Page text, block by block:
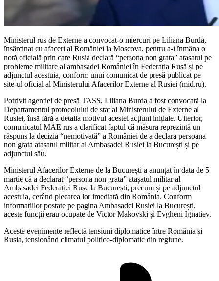
Ministerul rus de Externe a convocat-o miercuri pe Liliana Burda,
însărcinat cu afaceri al României la Moscova, pentru a-i înmâna o
notă oficială prin care Rusia declară “persona non grata” atașatul pe
probleme militare al ambasadei României în Federația Rusă și pe
adjunctul acestuia, conform unui comunicat de presă publicat pe
site-ul oficial al Ministerului Afacerilor Externe al Rusiei (mid.ru).
Potrivit agenției de presă TASS, Liliana Burda a fost convocată la
Departamentul protocolului de stat al Ministerului de Externe al
Rusiei, însă fără a detalia motivul acestei acțiuni inițiale. Ulterior,
comunicatul MAE rus a clarificat faptul că măsura reprezintă un
răspuns la decizia “nemotivată” a României de a declara persoana
non grata atașatul militar al Ambasadei Rusiei la București și pe
adjunctul său.
Ministerul Afacerilor Externe de la București a anunțat în data de 5
martie că a declarat “persona non grata” atașatul militar al
Ambasadei Federației Ruse la București, precum și pe adjunctul
acestuia, cerând plecarea lor imediată din România. Conform
informațiilor postate pe pagina Ambasadei Rusiei la București,
aceste funcții erau ocupate de Victor Makovski și Evgheni Ignatiev.
Aceste evenimente reflectă tensiuni diplomatice între România și
Rusia, tensionând climatul politico-diplomatic din regiune.